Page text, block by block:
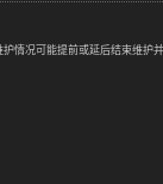
情况可能提前或延后结束维护